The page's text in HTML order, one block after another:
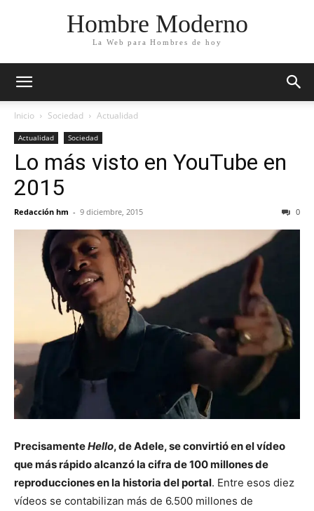
Hombre Moderno
La Web para Hombres de hoy
Inicio Sociedad Actualidad
Actualidad Sociedad
Lo más visto en YouTube en
2015
Redacción hm - 9 diciembre, 2015 0
PrecisamenteHello, de Adele, se convirtió en el vídeo
que más rápido alcanzó la cifra de 100 millones de
reproducciones en la historia del portal. Entre esos diez
vídeos se contabilizan más de 6.500 millones de